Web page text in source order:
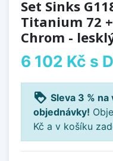
Set Sinks
Titanium 72
Chrom -
6 102 Kč s
loyalty Sleva 3 %
objednávky!
Kč a v košíku